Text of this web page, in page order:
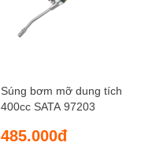
Súng bơm mỡ dung tích
400cc SATA 97203
485.000đ